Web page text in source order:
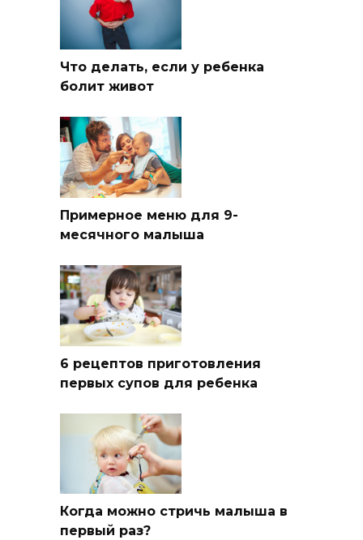
Что делать, если у ребенка
болит живот
Примерное меню для 9-
месячного малыша
6 рецептов приготовления
первых супов для ребенка
Когда можно стричь малыша в
первый раз?